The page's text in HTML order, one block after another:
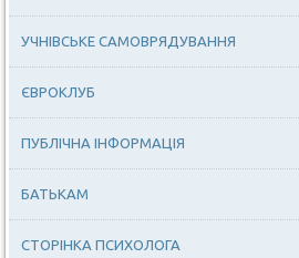
УЧНІВСЬКЕ САМОВРЯДУВАННЯ
ЄВРОКЛУБ
ПУБЛІЧНА ІНФОРМАЦІЯ
БАТЬКАМ
СТОРІНКА ПСИХОЛОГА